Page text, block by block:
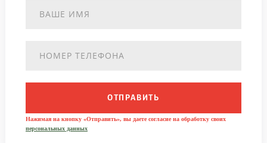
ОТПРАВИТЬ
Нажимая на кнопку «Отправить», вы даете согласие на обработку своих
персональных данных